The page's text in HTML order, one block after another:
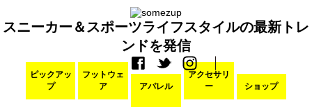
スニーカー＆スポーツライフスタイルの最新トレ
ンドを発信
ピックアッ
プ
フットウェ
ア
アパレル
アクセサリ
ー
ショップ